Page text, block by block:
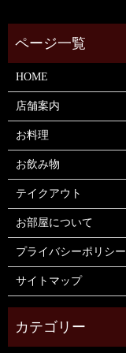
HOME
店舗案内
お料理
お飲み物
テイクアウト
お部屋について
プライバシーポリシー
サイトマップ